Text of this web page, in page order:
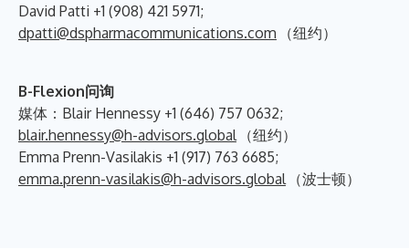
David Patti +1 (908) 421 5971;
dpatti@dspharmacommunications.com
（纽约）
B-Flexion问询
媒体：Blair Hennessy +1 (646) 757 0632;
blair.hennessy@h-advisors.global （纽约）
Emma Prenn-Vasilakis +1 (917) 763 6685;
emma.prenn-vasilakis@h-advisors.global （波士顿）